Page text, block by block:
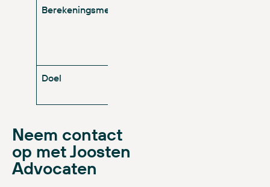
Berekeningsmethode
Doel
Neem contact
op met Joosten
Advocaten